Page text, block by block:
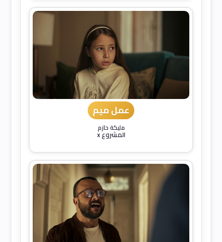
عمل ميم
مليكة حازم
المشروع x